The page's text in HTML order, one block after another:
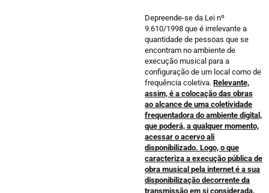
Depreende-se da Lei nº
9.610/1998 que é irrelevante a
quantidade de pessoas que se
encontram no ambiente de
execução musical para a
configuração de um local como de
frequência coletiva.Relevante,
assim, é a colocação das obras
ao alcance de uma coletividade
frequentadora do ambiente digital,
que poderá, a qualquer momento,
acessar o acervo ali
disponibilizado. Logo, o que
caracteriza a execução pública de
obra musical pela internet é a sua
disponibilização decorrente da
transmissão em si considerada,